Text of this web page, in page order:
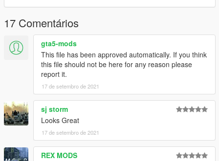
17 Comentários
gta5-mods
This file has been approved automatically. If you think
this file should not be here for any reason please
report it.
17 de setembro de 2021
sj storm
Looks Great
17 de setembro de 2021
REX MODS